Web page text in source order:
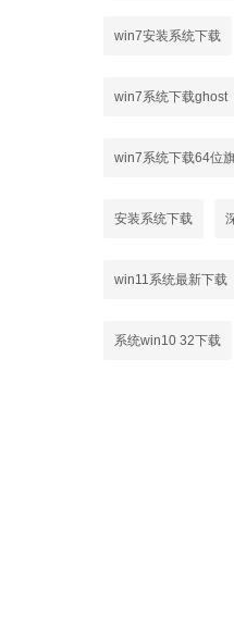
win7安装系统下载
win7系统下载ghost
win7系统下载64位
安装系统下载
win11系统最新下载
系统win10 32下载